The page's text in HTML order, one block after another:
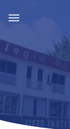
content
Menu